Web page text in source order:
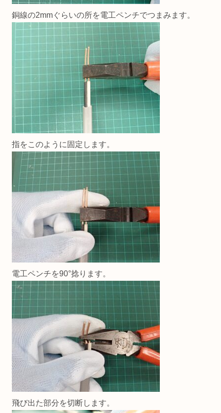
銅線の2mmぐらいの所を電工ペンチでつまみます。
指をこのように固定します。
電工ペンチを90°捻ります。
飛び出た部分を切断します。